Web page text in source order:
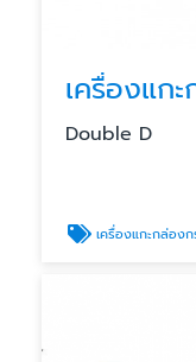
เครื่องแก
Double D
เครื่องแกะกล่องก